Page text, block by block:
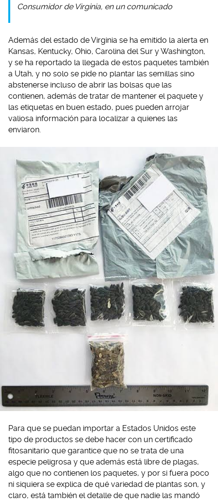
Consumidor de Virginia, en un comunicado
Además del estado de Virginia se ha emitido la alerta en
Kansas, Kentucky, Ohio, Carolina del Sur y Washington,
y se ha reportado la llegada de estos paquetes también
a Utah, y no solo se pide no plantar las semillas sino
abstenerse incluso de abrir las bolsas que las
contienen, además de tratar de mantener el paquete y
las etiquetas en buen estado, pues pueden arrojar
valiosa información para localizar a quienes las
enviaron.
Para que se puedan importar a Estados Unidos este
tipo de productos se debe hacer con un certificado
fitosanitario que garantice que no se trata de una
especie peligrosa y que además está libre de plagas,
algo que no contienen los paquetes, y por si fuera poco
ni siquiera se explica de qué variedad de plantas son, y
claro, está también el detalle de que nadie las mandó